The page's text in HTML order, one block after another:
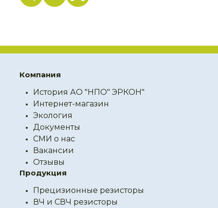
Компания
История АО "НПО" ЭРКОН"
Интернет-магазин
Экология
Документы
СМИ о нас
Вакансии
Отзывы
Продукция
Прецизионные резисторы
ВЧ и СВЧ резисторы